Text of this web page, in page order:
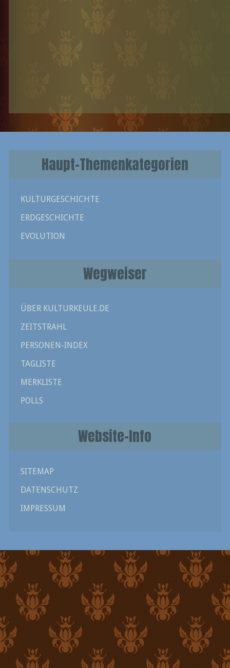
Haupt-Themenkategorien
KULTURGESCHICHTE
ERDGESCHICHTE
EVOLUTION
Wegweiser
ÜBER KULTURKEULE.DE
ZEITSTRAHL
PERSONEN-INDEX
TAGLISTE
MERKLISTE
POLLS
Website-Info
SITEMAP
DATENSCHUTZ
IMPRESSUM